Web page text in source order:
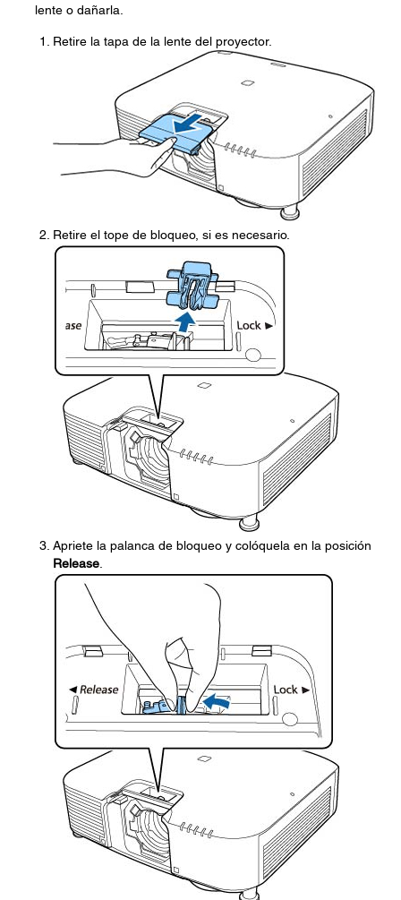
lente o dañarla.
Retire la tapa de la lente del proyector.
Retire el tope de bloqueo, si es necesario.
Apriete la palanca de bloqueo y colóquela en la posición
Release